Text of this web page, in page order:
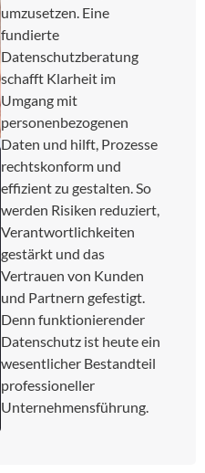
umzusetzen. Eine
fundierte
Datenschutzberatung
schafft Klarheit im
Umgang mit
personenbezogenen
Daten und hilft, Prozesse
rechtskonform und
effizient zu gestalten. So
werden Risiken reduziert,
Verantwortlichkeiten
gestärkt und das
Vertrauen von Kunden
und Partnern gefestigt.
Denn funktionierender
Datenschutz ist heute ein
wesentlicher Bestandteil
professioneller
Unternehmensführung.